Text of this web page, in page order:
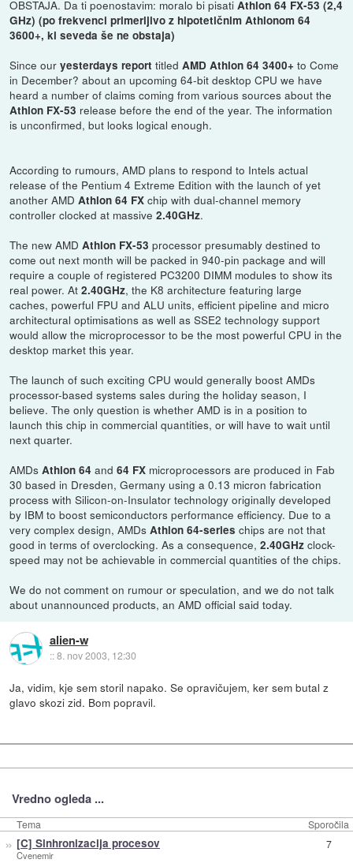
OBSTAJA. Da ti poenostavim: moralo bi pisatiAthlon 64 FX-53 (2,4
GHz) (po frekvenci primerljivo z hipotetičnim Athlonom 64
3600+, ki seveda še ne obstaja)
Since ouryesterdays reporttitled AMD Athlon 64 3400+ to Come
in December? about an upcoming 64-bit desktop CPU we have
heard a number of claims coming from various sources about the
Athlon FX-53 release before the end of the year. The information
is unconfirmed, but looks logical enough.
According to rumours, AMD plans to respond to Intels actual
release of the Pentium 4 Extreme Edition with the launch of yet
another AMDAthlon 64 FXchip with dual-channel memory
controller clocked at massive2.40GHz.
The new AMDAthlon FX-53processor presumably destined to
come out next month will be packed in 940-pin package and will
require a couple of registered PC3200 DIMM modules to show its
real power. At2.40GHz, the K8 architecture featuring large
caches, powerful FPU and ALU units, efficient pipeline and micro
architectural optimisations as well as SSE2 technology support
would allow the microprocessor to be the most powerful CPU in the
desktop market this year.
The launch of such exciting CPU would generally boost AMDs
processor-based systems sales during the holiday season, I
believe. The only question is whether AMD is in a position to
launch this chip in commercial quantities, or will have to wait until
next quarter.
AMDsAthlon 64 and64 FX microprocessors are produced in Fab
30 based in Dresden, Germany using a 0.13 micron fabrication
process with Silicon-on-Insulator technology originally developed
by IBM to boost semiconductors performance efficiency. Due to a
very complex design, AMDsAthlon 64-serieschips are not that
good in terms of overclocking. As a consequence,2.40GHzclock-
speed may not be achievable in commercial quantities of the chips.
We do not comment on rumour or speculation, and we do not talk
about unannounced products, an AMD official said today.
alien-w
::8. nov 2003, 12:30
Ja, vidim, kje sem storil napako. Se opravičujem, ker sem butal z
glavo skozi zid. Bom popravil.
Vredno ogleda ...
Tema Sporočila
» [C] Sinhronizacija procesov
Cvenemir
7